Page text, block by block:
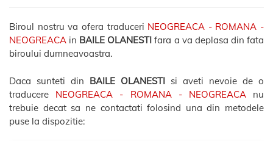
Biroul nostru va ofera traduceri NEOGREACA - ROMANA -
NEOGREACA in BAILE OLANESTI fara a va deplasa din fata
biroului dumneavoastra.
Daca sunteti din BAILE OLANESTI si aveti nevoie de o
traducere NEOGREACA - ROMANA - NEOGREACAnu
trebuie decat sa ne contactati folosind una din metodele
puse la dispozitie: